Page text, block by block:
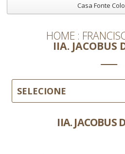
Casa Fonte
HOME
IIA. JACOBUS
SELECIONE
IIA. JACOBUS